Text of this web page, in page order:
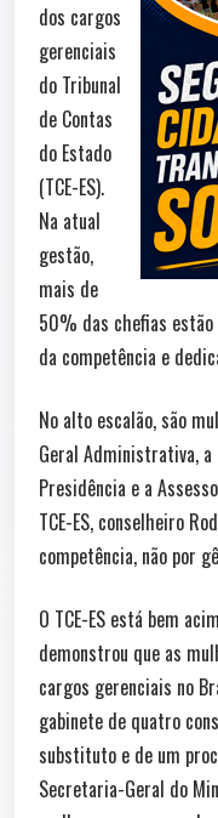
dos cargos
gerenciais
do Tribunal
de Contas
do Estado
(TCE-ES).
Na atual
gestão,
mais de
50% das chefias estão
da competência e
No alto escalão, são
Geral Administrativa,
Presidência e a
TCE-ES, conselheiro
competência, não por
O TCE-ES está bem
demonstrou que as
cargos gerenciais no
gabinete de quatro
substituto e de um
Secretaria-Geral do